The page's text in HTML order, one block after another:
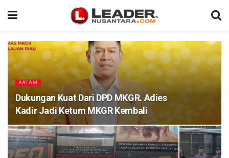
BATAM
Dukungan Kuat Dari DPD MKGR. Adies
Kadir Jadi Ketum MKGR Kembali